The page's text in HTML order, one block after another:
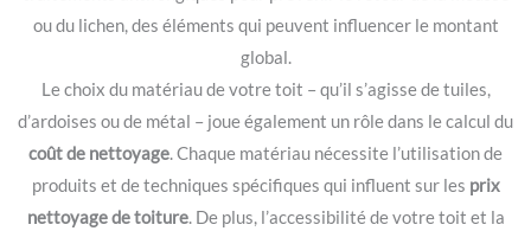
ou du lichen, des éléments qui peuvent influencer le montant
global.
Le choix du matériau de votre toit – qu’il s’agisse de tuiles,
d’ardoises ou de métal – joue également un rôle dans le calcul du
coût de nettoyage. Chaque matériau nécessite l’utilisation de
produits et de techniques spécifiques qui influent sur les prix
nettoyage de toiture. De plus, l’accessibilité de votre toit et la